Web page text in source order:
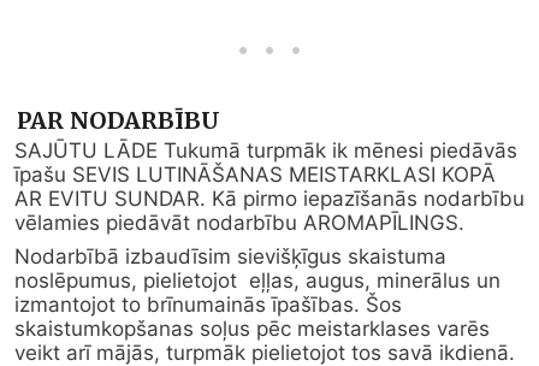
PAR NODARBĪBU
SAJŪTU LĀDE Tukumā turpmāk ik mēnesi piedāvās
īpašu SEVIS LUTINĀŠANAS MEISTARKLASI KOPĀ
AR EVITU SUNDAR. Kā pirmo iepazīšanās nodarbību
vēlamies piedāvāt nodarbību AROMAPĪLINGS.
Nodarbībā izbaudīsim sievišķīgus skaistuma
noslēpumus, pielietojot  eļļas, augus, minerālus un
izmantojot to brīnumainās īpašības. Šos
skaistumkopšanas soļus pēc meistarklases varēs
veikt arī mājās, turpmāk pielietojot tos savā ikdienā.